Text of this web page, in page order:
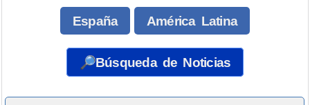
España América Latina
🔎Búsqueda de Noticias